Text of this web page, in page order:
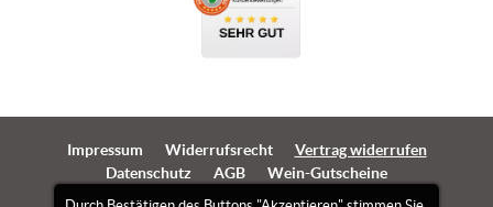
Impressum Widerrufsrecht
Vertrag widerrufen
Datenschutz
AGB Wein-Gutscheine